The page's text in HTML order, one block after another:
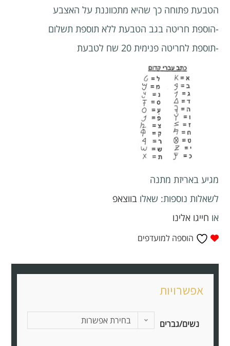
הטבעת פתוחה כך שהיא מתכווננת על האצבע
-הוספת חריטה בגב הטבעת ללא תוספת תשלום
-תוספת לחריטה פנימית 20 שח לטבעת
מגיע באריזת מתנה
לשאלות נוספות: שאלובווצאפ
או חייגו אלינו
הוספה למועדפים
נשים/גברים בחירת אפשרות